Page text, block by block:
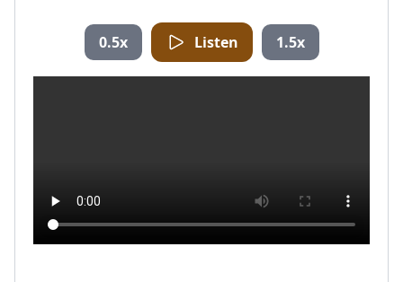
0.5x Listen 1.5x